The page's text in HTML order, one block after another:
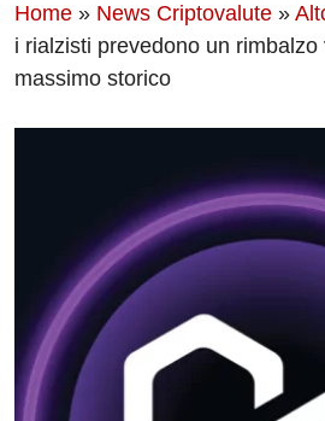
Home » News Criptovalute »
i rialzisti prevedono un
massimo storico